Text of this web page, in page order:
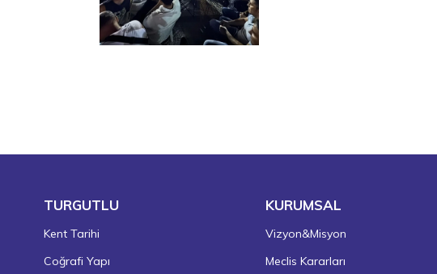
TURGUTLU
Kent Tarihi
Coğrafi Yapı
KURUMSAL
Vizyon&Misyon
Meclis Kararları